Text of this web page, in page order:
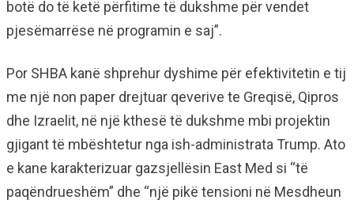
botë do të ketë përfitime të dukshme për vendet
pjesëmarrëse në programin e saj”.
Por SHBA kanë shprehur dyshime për efektivitetin e tij
me një non paper drejtuar qeverive te Greqisë, Qipros
dhe Izraelit, në një kthesë të dukshme mbi projektin
gjigant të mbështetur nga ish-administrata Trump. Ato
e kane karakterizuar gazsjellësin East Med si “të
paqëndrueshëm” dhe “një pikë tensioni në Mesdheun